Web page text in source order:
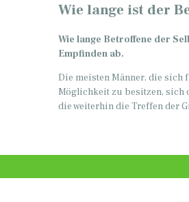
Wie lange ist der
Wie lange Betroffene der
Empfinden ab.
Die meisten Männer, die sich
Möglichkeit zu besitzen, sich
die weiterhin die Treffen der